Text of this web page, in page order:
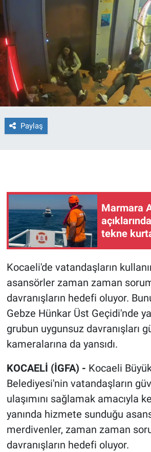
Paylaş
Marmara
tekne
Kocaeli'de vatandaşların
asansörler zaman zaman
davranışların hedefi oluyor.
Gebze Hünkar Üst Geçidi'nde
grubun uygunsuz davranışları
kameralarına da yansıdı.
KOCAELİ (İGFA) - Kocaeli
Belediyesi'nin vatandaşların
ulaşımını sağlamak amacıyla
yanında hizmete sunduğu
merdivenler, zaman zaman
davranışların hedefi oluyor.